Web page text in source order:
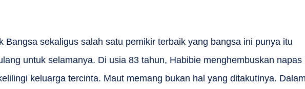
Bangsa sekaligus salah satu pemikir terbaik yang bangsa ini punya itu
untuk selamanya. Di usia 83 tahun, Habibie menghembuskan napas
keluarga tercinta. Maut memang bukan hal yang ditakutinya.